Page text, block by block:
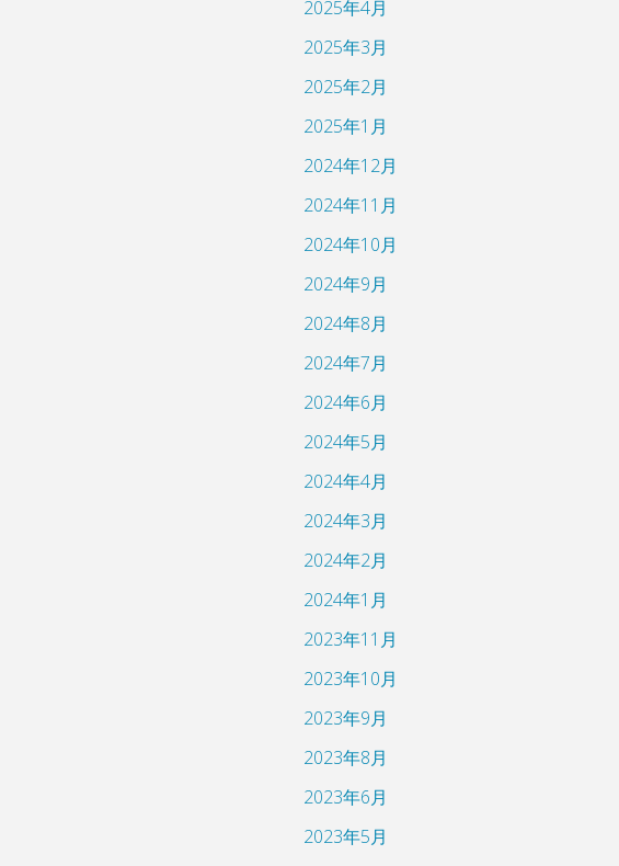
2025年4月
2025年3月
2025年2月
2025年1月
2024年12月
2024年11月
2024年10月
2024年9月
2024年8月
2024年7月
2024年6月
2024年5月
2024年4月
2024年3月
2024年2月
2024年1月
2023年11月
2023年10月
2023年9月
2023年8月
2023年6月
2023年5月